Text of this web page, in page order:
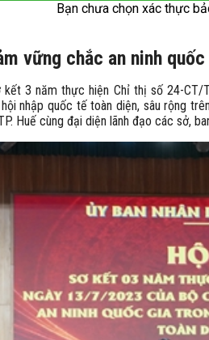
Bạn chưa chọn xác thực
vững chắc an ninh
kết 3 năm thực hiện Chỉ thị số 24-
nhập quốc tế toàn diện, sâu rộng
Huế cùng đại diện lãnh đạo các sở,